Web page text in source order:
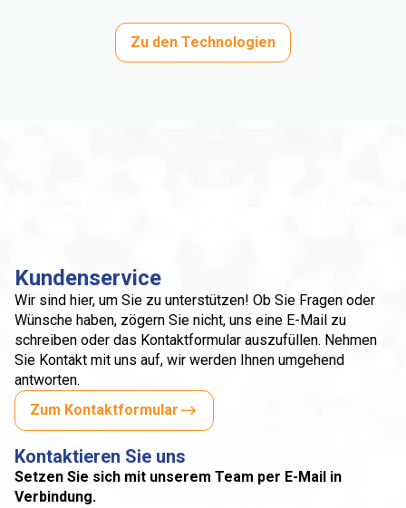
Zu den Technologien
Kundenservice
Wir sind hier, um Sie zu unterstützen! Ob Sie Fragen oder
Wünsche haben, zögern Sie nicht, uns eine E-Mail zu
schreiben oder das Kontaktformular auszufüllen. Nehmen
Sie Kontakt mit uns auf, wir werden Ihnen umgehend
antworten.
Zum Kontaktformular
Kontaktieren Sie uns
Setzen Sie sich mit unserem Team per E-Mail in
Verbindung.